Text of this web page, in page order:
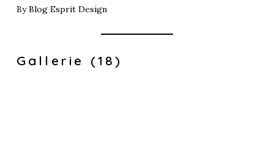
ByBlog Esprit Design
Gallerie (18)